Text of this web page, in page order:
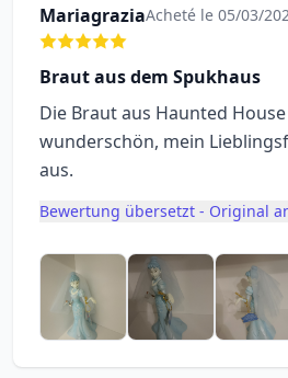
MariagraziaAcheté le 05/03/
Braut aus dem Spukhaus
Die Braut aus Haunted
wunderschön, mein
aus.
Bewertung übersetzt - Original